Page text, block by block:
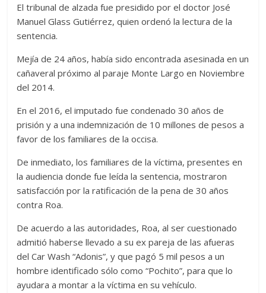
El tribunal de alzada fue presidido por el doctor José
Manuel Glass Gutiérrez, quien ordenó la lectura de la
sentencia.
Mejía de 24 años, había sido encontrada asesinada en un
cañaveral próximo al paraje Monte Largo en Noviembre
del 2014.
En el 2016, el imputado fue condenado 30 años de
prisión y a una indemnización de 10 millones de pesos a
favor de los familiares de la occisa.
De inmediato, los familiares de la víctima, presentes en
la audiencia donde fue leída la sentencia, mostraron
satisfacción por la ratificación de la pena de 30 años
contra Roa.
De acuerdo a las autoridades, Roa, al ser cuestionado
admitió haberse llevado a su ex pareja de las afueras
del Car Wash “Adonis”, y que pagó 5 mil pesos a un
hombre identificado sólo como “Pochito”, para que lo
ayudara a montar a la víctima en su vehículo.